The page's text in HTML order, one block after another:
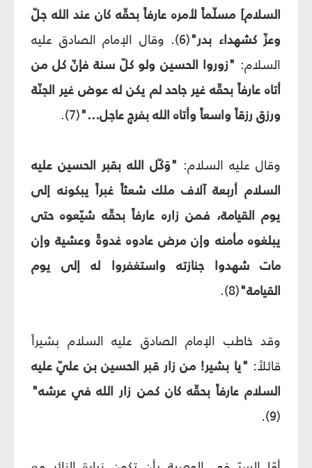
السلام] مسلّماً لأمره عارفاً بحقّه كان عند الله جلّ
وعزّ كشهداء بدر"
(6). وقال الإمام الصادق عليه
السلام: "زوروا الحسين ولو كلّ سنة فإنّ كل من
أتاه عارفاً بحقّه غير جاحد لم يكن له عوض غير الجنّة
ورزق رزقاً واسعاً وأتاه الله بفرج عاجل..."(7).
وقال عليه السلام: "وَكّل الله بقبر الحسين عليه
السلام أربعة آلاف ملك شعثاً غبراً يبكونه إلى
يوم القيامة، فمن زاره عارفاً بحقّه شيّعوه حتى
يبلغوه مأمنه وإن مرض عادوه غدوةً وعشية وإن
مات شهدوا جنازته واستغفروا له إلى يوم
القيامة"(8).
وقد خاطب الإمام الصادق عليه السلام بشيراً
قائلاً: "يا بشير! من زار قبر الحسين بن عليّ عليه
السلام عارفاً بحقّه كان كمن زار الله في عرشه"
(9).